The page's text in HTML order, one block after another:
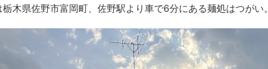
木県佐野市富岡町、佐野駅より車で6分にある麺処はつがい。